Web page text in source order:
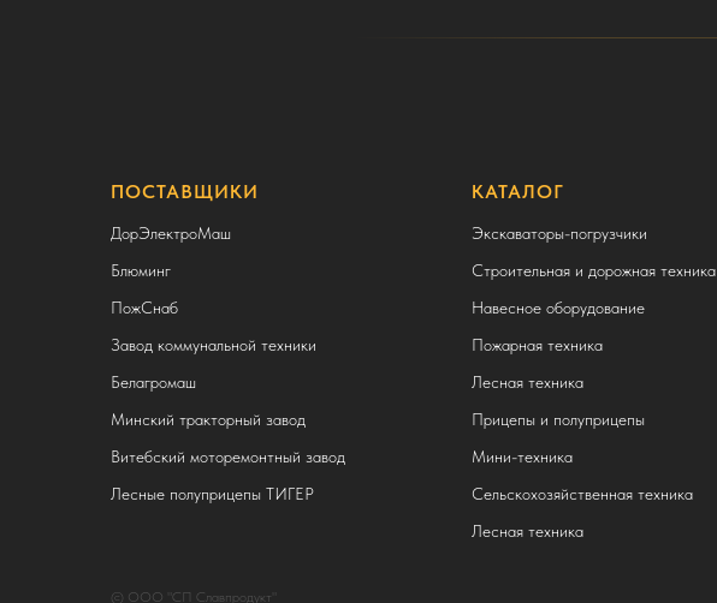
ПОСТАВЩИКИ
ДорЭлектроМаш
Блюминг
ПожСнаб
Завод коммунальной техники
Белагромаш
Минский тракторный завод
Витебский моторемонтный завод
Лесные полуприцепы ТИГЕР
КАТАЛОГ
Экскаваторы-погрузчики
Строительная и дорожная техника
Навесное оборудование
Пожарная техника
Лесная техника
Прицепы и полуприцепы
Мини-техника
Сельскохозяйственная техника
Лесная техника
© ООО "СП Славпродукт"